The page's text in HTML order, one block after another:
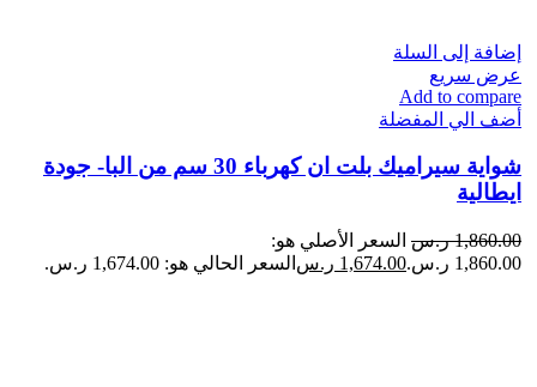
إضافة إلى السلة
عرض سريع
Add to compare
أضف الي المفضلة
شواية سيراميك بلت ان كهرباء 30 سم من البا- جودة
ايطالية
1,860.00 ر.س السعر الأصلي هو:
1,860.00 ر.س.
1,674.00 ر.س السعر الحالي هو: 1,674.00 ر.س.